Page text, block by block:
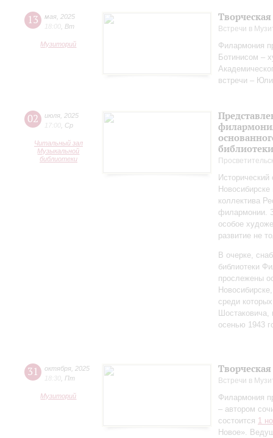
13 мая 2025
18:00 Вт
Музиторий
Встречи в
Филармония
Ботинисом –
встречи –
02 июля 2025
17:00 Ср
Читальный зал
Музыкальной
библиотеки
коллектива
филармонии.
особое
развитие не
В очерке,
библиотеки
прослежены
среди
Шостаковича,
осенью 1943
31 октября 2025
18:30 Пт
Музиторий
Встречи в
Филармония
– автором
состоится 1
Новое».